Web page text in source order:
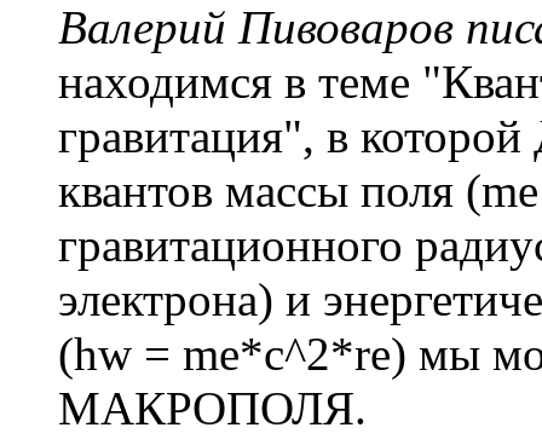
Валерий Пивоваров
находимся в теме
гравитация", в
квантов массы поля
гравитационного
электрона) и
(hw = me*c^2*re) мы
МАКРОПОЛЯ.